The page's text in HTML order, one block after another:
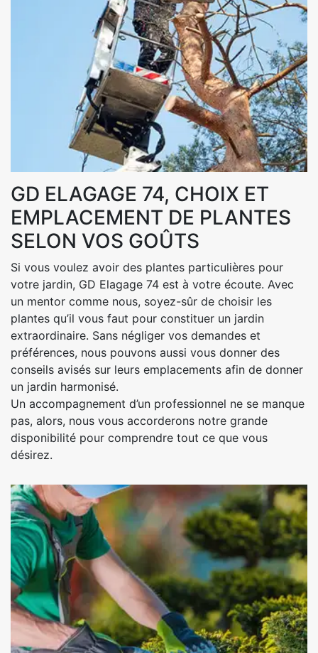
GD ELAGAGE 74, CHOIX ET
EMPLACEMENT DE PLANTES
SELON VOS GOÛTS
Si vous voulez avoir des plantes particulières pour
votre jardin, GD Elagage 74 est à votre écoute. Avec
un mentor comme nous, soyez-sûr de choisir les
plantes qu’il vous faut pour constituer un jardin
extraordinaire. Sans négliger vos demandes et
préférences, nous pouvons aussi vous donner des
conseils avisés sur leurs emplacements afin de donner
un jardin harmonisé.
Un accompagnement d’un professionnel ne se manque
pas, alors, nous vous accorderons notre grande
disponibilité pour comprendre tout ce que vous
désirez.